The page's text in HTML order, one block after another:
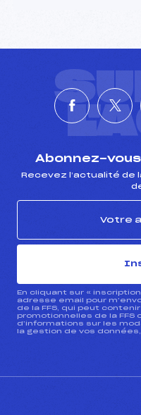
Abonnez-
Recevez l’actualité de
En cliquant sur «
adresse email pour
de la FFS, qui peut
promotionnelles de la FFS
d’informations sur les
la gestion de vos